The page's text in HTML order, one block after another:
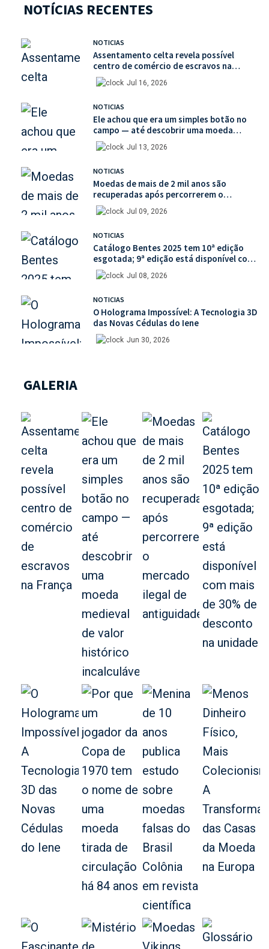
NOTÍCIAS RECENTES
NOTICIAS
Assentamento celta revela possível
centro de comércio de escravos na
França
Jul 16, 2026
NOTICIAS
Ele achou que era um simples botão no
campo — até descobrir uma moeda
medieval de valor histórico incalculável
Jul 13, 2026
NOTICIAS
Moedas de mais de 2 mil anos são
recuperadas após percorrerem o
mercado ilegal de antiguidades
Jul 09, 2026
NOTICIAS
Catálogo Bentes 2025 tem 10ª edição
esgotada; 9ª edição está disponível com
mais de 30% de desconto na unidade
Jul 08, 2026
NOTICIAS
O Holograma Impossível: A Tecnologia 3D
das Novas Cédulas do Iene
Jun 30, 2026
GALERIA